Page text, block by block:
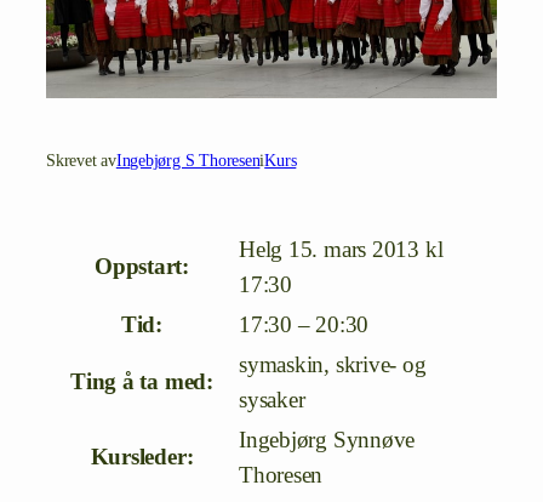
Skrevet avIngebjørg S ThoreseniKurs
Oppstart:
Helg 15. mars 2013 kl
17:30
Tid:
17:30 – 20:30
Ting å ta med:
symaskin, skrive- og
sysaker
Kursleder:
Ingebjørg Synnøve
Thoresen